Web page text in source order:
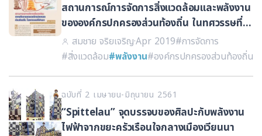
สถานการณ์การจัดการสิ่งแวดล้อมและพลังงาน
ขององค์กรปกครองส่วนท้องถิ่น ในทศวรรษที่
ผ่านมา
สมชาย จริยเจริญ·Apr 2019#การจัดการ
#สิ่งแวดล้อม#พลังงาน#องค์กรปกครองส่วนท้องถิ่น
ฉบับที่ 2 เมษายน-มิถุนายน 2561
“Spittelau” จุดบรรจบของศิลปะกับพลังงาน
ไฟฟ้าจากขยะครัวเรือนใจกลางเมืองเวียนนา